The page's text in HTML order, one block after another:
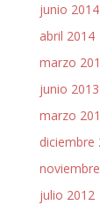
junio 2014
abril 2014
marzo
junio 2013
marzo
diciembre
julio 2012